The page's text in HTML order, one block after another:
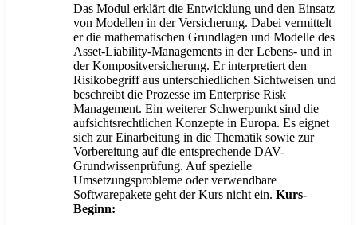
Das Modul erklärt die Entwicklung und den Einsatz
von Modellen in der Versicherung. Dabei vermittelt
er die mathematischen Grundlagen und Modelle des
Asset-Liability-Managements in der Lebens- und in
der Kompositversicherung. Er interpretiert den
Risikobegriff aus unterschiedlichen Sichtweisen und
beschreibt die Prozesse im Enterprise Risk
Management. Ein weiterer Schwerpunkt sind die
aufsichtsrechtlichen Konzepte in Europa. Es eignet
sich zur Einarbeitung in die Thematik sowie zur
Vorbereitung auf die entsprechende DAV-
Grundwissenprüfung. Auf spezielle
Umsetzungsprobleme oder verwendbare
Softwarepakete geht der Kurs nicht ein. Kurs-
Beginn: